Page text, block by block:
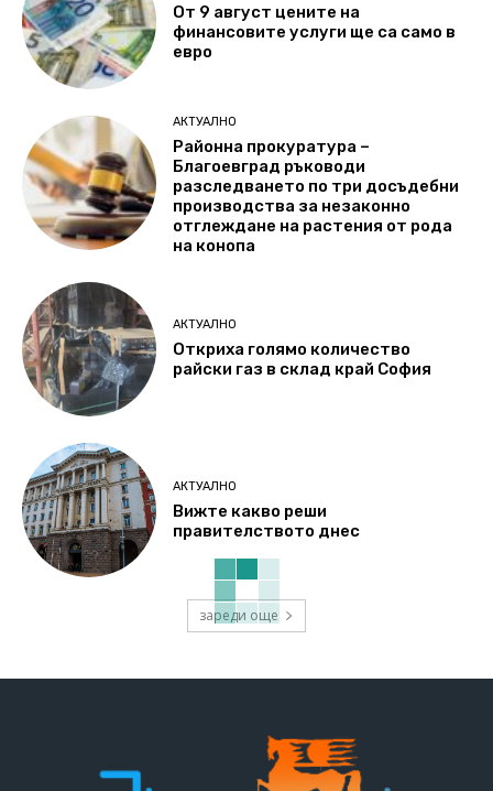
От 9 август цените на
финансовите услуги ще са само в
евро
АКТУАЛНО
Районна прокуратура –
Благоевград ръководи
разследването по три досъдебни
производства за незаконно
отглеждане на растения от рода
на конопа
АКТУАЛНО
Откриха голямо количество
райски газ в склад край София
АКТУАЛНО
Вижте какво реши
правителството днес
зареди още